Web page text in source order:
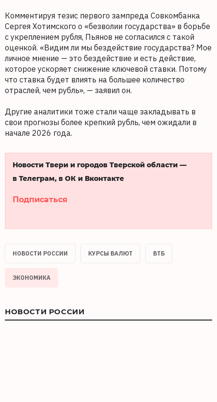
Комментируя тезис первого зампреда Совкомбанка
Сергея Хотимского о «безволии государства» в борьбе
с укреплением рубля, Пьянов не согласился с такой
оценкой. «Видим ли мы бездействие государства? Мое
личное мнение — это бездействие и есть действие,
которое ускоряет снижение ключевой ставки. Потому
что ставка будет влиять на большее количество
отраслей, чем рубль», — заявил он.
Другие аналитики тоже стали чаще закладывать в
свои прогнозы более крепкий рубль, чем ожидали в
начале 2026 года.
Новости Твери и городов Тверской области —
в Телеграм, в ОК и Вконтакте
Подписаться
НОВОСТИ РОССИИ КУРСЫ ВАЛЮТ ВТБ
ЭКОНОМИКА
НОВОСТИ РОССИИ